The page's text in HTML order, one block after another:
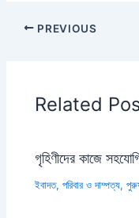
PREVIOUS
Related
গৃহিণীদের কাজে
ইবাদত,পরিবার ও দাম্পত্য,